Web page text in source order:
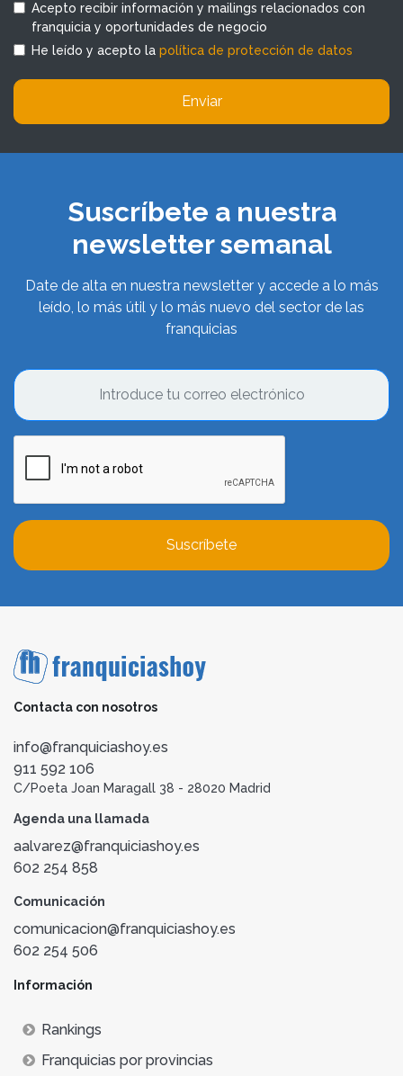
Acepto recibir información y mailings relacionados con
franquicia y oportunidades de negocio
He leído y acepto la política de protección de datos
Enviar
Suscríbete a nuestra
newsletter semanal
Date de alta en nuestra newsletter y accede a lo más
leído, lo más útil y lo más nuevo del sector de las
franquicias
Suscríbete
Contacta con nosotros
info@franquiciashoy.es
911 592 106
C/Poeta Joan Maragall 38 - 28020 Madrid
Agenda una llamada
aalvarez@franquiciashoy.es
602 254 858
Comunicación
comunicacion@franquiciashoy.es
602 254 506
Información
Rankings
Franquicias por provincias